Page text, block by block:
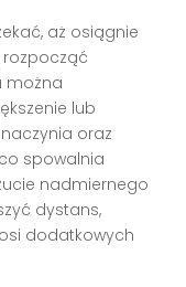
aż osiągnie
rozpocząć
można
lub
oraz
spowalnia
nadmiernego
dystans,
dodatkowych